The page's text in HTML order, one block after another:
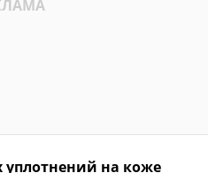
уплотнений на коже